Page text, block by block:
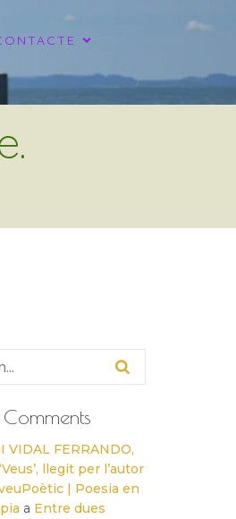
Comments
VIDAL FERRANDO,
llegit per l’autor
| Poesia en
a Entre dues